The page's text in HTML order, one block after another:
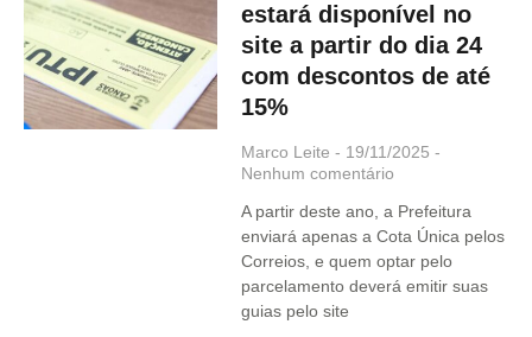
estará disponível no
site a partir do dia 24
com descontos de até
15%
Marco Leite
19/11/2025
Nenhum comentário
A partir deste ano, a Prefeitura
enviará apenas a Cota Única pelos
Correios, e quem optar pelo
parcelamento deverá emitir suas
guias pelo site